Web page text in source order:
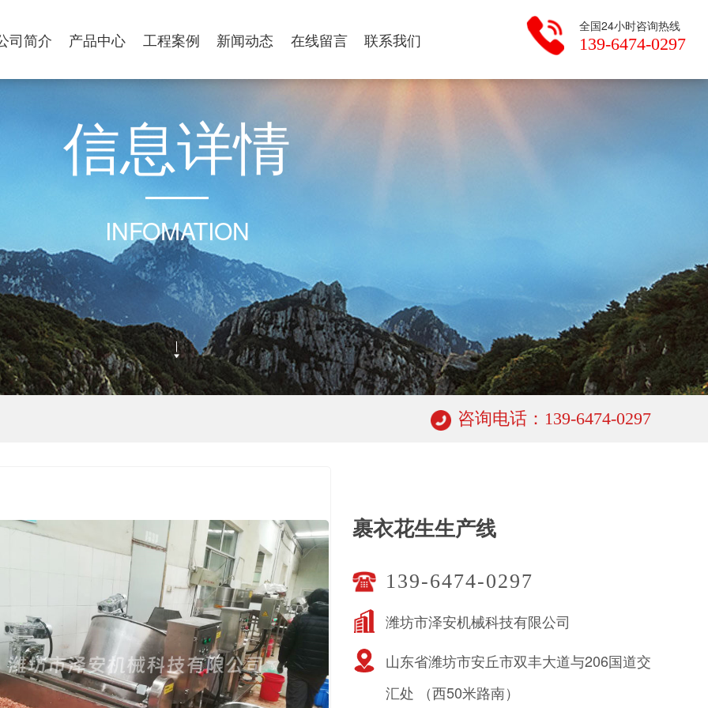
司简介 产品中心 工程案例 新闻动态 在线留言 联系我们
全国24小时咨询热线
139-6474-0297
信息详情
INFOMATION
咨询电话：139-6474-0297
裹衣花生生产线
139-6474-0297
潍坊市泽安机械科技有限公司
山东省潍坊市安丘市双丰大道与206国道交
汇处 （西50米路南）